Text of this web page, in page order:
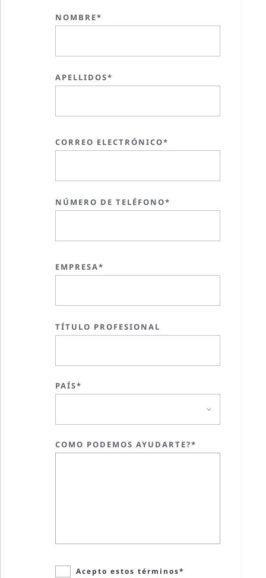
NOMBRE*
APELLIDOS*
CORREO ELECTRÓNICO*
NÚMERO DE TELÉFONO*
EMPRESA*
TÍTULO PROFESIONAL
PAÍS*
COMO PODEMOS AYUDARTE?*
Acepto estos términos*